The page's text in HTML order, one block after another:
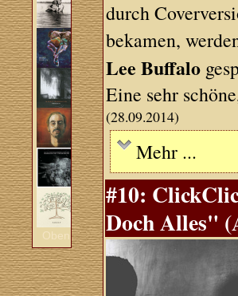
Oben
durch
bekamen,
Lee Buffalo
Eine sehr
(28.09.2014)
Mehr ...
#10:
Doch Alles"